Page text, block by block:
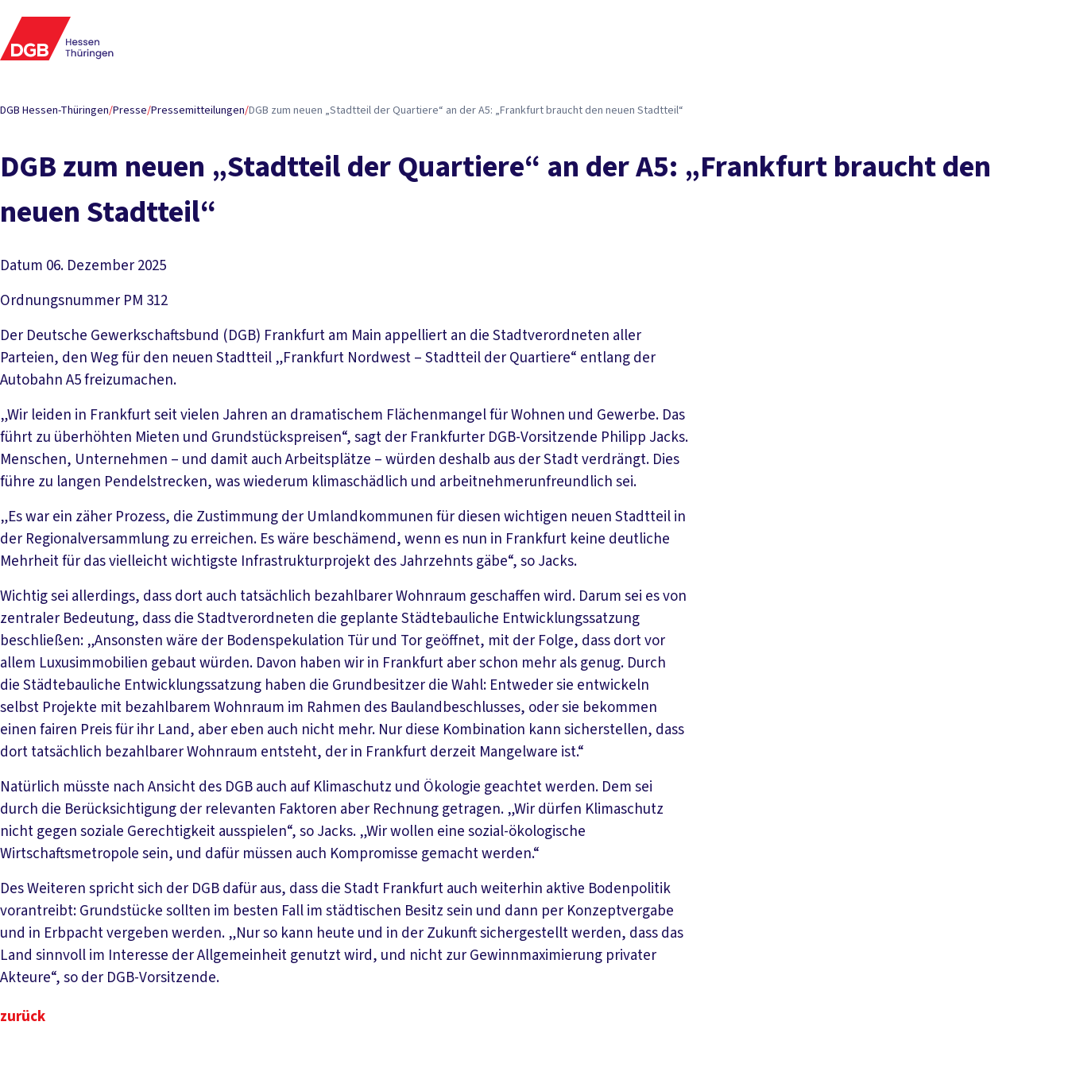
DGB Hessen-Thüringen/Presse/Pressemitteilungen/DGB zum neuen „Stadtteil der Quartiere“ an der A5: „Frankfurt braucht den neuen Stadtteil“
DGB zum neuen „Stadtteil der Quartiere“ an der A5: „Frankfurt braucht den
neuen Stadtteil“
Datum 06. Dezember 2025
Ordnungsnummer PM 312
Der Deutsche Gewerkschaftsbund (DGB) Frankfurt am Main appelliert an die Stadtverordneten aller
Parteien, den Weg für den neuen Stadtteil „Frankfurt Nordwest – Stadtteil der Quartiere“ entlang der
Autobahn A5 freizumachen.
„Wir leiden in Frankfurt seit vielen Jahren an dramatischem Flächenmangel für Wohnen und Gewerbe. Das
führt zu überhöhten Mieten und Grundstückspreisen“, sagt der Frankfurter DGB-Vorsitzende Philipp Jacks.
Menschen, Unternehmen – und damit auch Arbeitsplätze – würden deshalb aus der Stadt verdrängt. Dies
führe zu langen Pendelstrecken, was wiederum klimaschädlich und arbeitnehmerunfreundlich sei.
„Es war ein zäher Prozess, die Zustimmung der Umlandkommunen für diesen wichtigen neuen Stadtteil in
der Regionalversammlung zu erreichen. Es wäre beschämend, wenn es nun in Frankfurt keine deutliche
Mehrheit für das vielleicht wichtigste Infrastrukturprojekt des Jahrzehnts gäbe“, so Jacks.
Wichtig sei allerdings, dass dort auch tatsächlich bezahlbarer Wohnraum geschaffen wird. Darum sei es von
zentraler Bedeutung, dass die Stadtverordneten die geplante Städtebauliche Entwicklungssatzung
beschließen: „Ansonsten wäre der Bodenspekulation Tür und Tor geöffnet, mit der Folge, dass dort vor
allem Luxusimmobilien gebaut würden. Davon haben wir in Frankfurt aber schon mehr als genug. Durch
die Städtebauliche Entwicklungssatzung haben die Grundbesitzer die Wahl: Entweder sie entwickeln
selbst Projekte mit bezahlbarem Wohnraum im Rahmen des Baulandbeschlusses, oder sie bekommen
einen fairen Preis für ihr Land, aber eben auch nicht mehr. Nur diese Kombination kann sicherstellen, dass
dort tatsächlich bezahlbarer Wohnraum entsteht, der in Frankfurt derzeit Mangelware ist.“
Natürlich müsste nach Ansicht des DGB auch auf Klimaschutz und Ökologie geachtet werden. Dem sei
durch die Berücksichtigung der relevanten Faktoren aber Rechnung getragen. „Wir dürfen Klimaschutz
nicht gegen soziale Gerechtigkeit ausspielen“, so Jacks. „Wir wollen eine sozial-ökologische
Wirtschaftsmetropole sein, und dafür müssen auch Kompromisse gemacht werden.“
Des Weiteren spricht sich der DGB dafür aus, dass die Stadt Frankfurt auch weiterhin aktive Bodenpolitik
vorantreibt: Grundstücke sollten im besten Fall im städtischen Besitz sein und dann per Konzeptvergabe
und in Erbpacht vergeben werden. „Nur so kann heute und in der Zukunft sichergestellt werden, dass das
Land sinnvoll im Interesse der Allgemeinheit genutzt wird, und nicht zur Gewinnmaximierung privater
Akteure“, so der DGB-Vorsitzende.
zurück